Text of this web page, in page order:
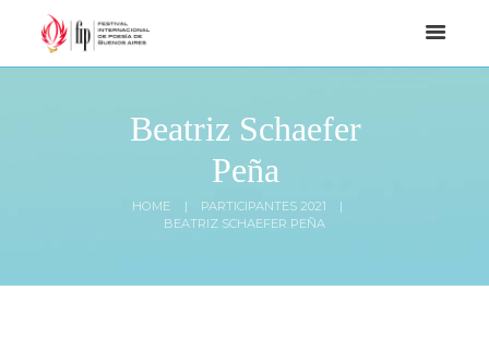
Beatriz Schaefer
Peña
HOME
PARTICIPANTES 2021
BEATRIZ SCHAEFER PEÑA